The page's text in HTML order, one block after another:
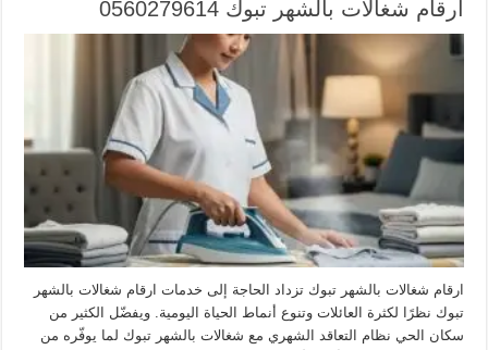
ارقام شغالات بالشهر تبوك 0560279614
ارقام شغالات بالشهر تبوك تزداد الحاجة إلى خدمات ارقام شغالات بالشهر
تبوك نظرًا لكثرة العائلات وتنوع أنماط الحياة اليومية. ويفضّل الكثير من
سكان الحي نظام التعاقد الشهري مع شغالات بالشهر تبوك لما يوفّره من